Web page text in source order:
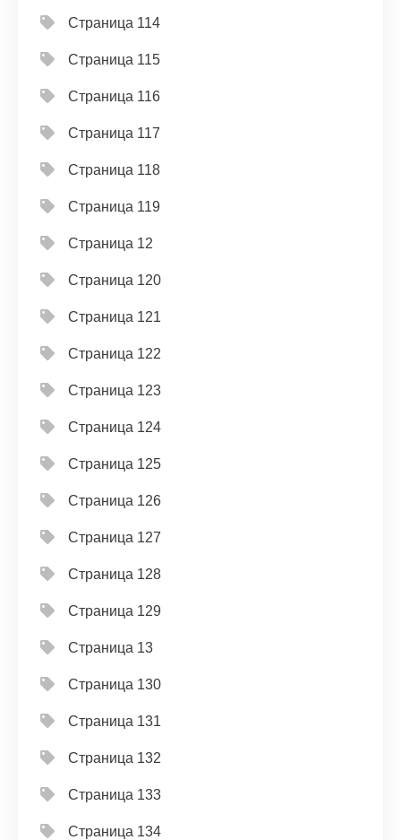
Страница 114
Страница 115
Страница 116
Страница 117
Страница 118
Страница 119
Страница 12
Страница 120
Страница 121
Страница 122
Страница 123
Страница 124
Страница 125
Страница 126
Страница 127
Страница 128
Страница 129
Страница 13
Страница 130
Страница 131
Страница 132
Страница 133
Страница 134